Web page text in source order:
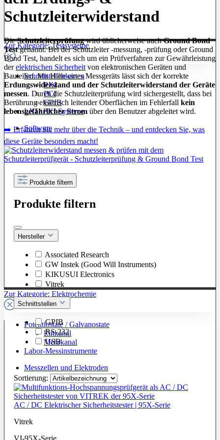
Zur Kategorie: Testsysteme
Schnittstellenkarten
PXI
PCI
GPIB
LXI / PXI Systeme
Software
Zur Kategorie: Elektrochemie
Potentiostate / Galvanostate
Einkanal
Mehrkanal
Labor-Messinstrumente
Messzellen und Elektroden
Schutzleiterwiderstand
DieSchutzleiterprüfungwird üblicherweise auchGround Bond
Testgenannt. Bei der Schutzleiter -messung, -prüfung oder Ground
Bond Test, handelt es sich um ein Prüfverfahren zur Gewährleistung
derelektrischen Sicherheit von elektronischen Geräten und
Bauteilen. Mit Hilfe eines Messgeräts lässt sich der korrekte
Erdungswiderstand und der Schutzleiterwiderstand der Geräte
messen. Durch die Schutzleiterprüfung wird sichergestellt, dass bei
Berührung elektrisch leitender Oberflächen im Fehlerfall kein
lebensgefährlicher Strom über den Benutzer abgeleitet wird.
➡️ Erfahren Sie mehr über die Technik – und entdecken Sie, was
diese Geräte besonders macht!
Produkte filtern
Produkte filtern
Hersteller
Associated Research
GW Instek (Good Will Instruments)
KIKUSUI Electronics
Vitrek
Schnittstellen
GPIB
RS-232
USB
Sortierung:
AC / DC Elektrischer Sicherheitstester | 95X-Serie
Vitrek
VI-95X-Serie